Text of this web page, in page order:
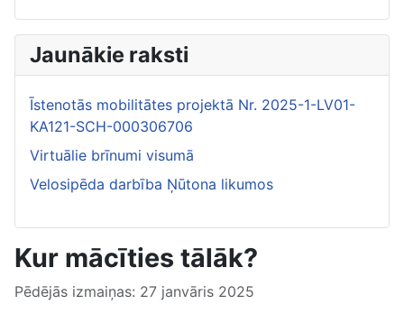
Jaunākie raksti
Īstenotās mobilitātes projektā Nr. 2025-1-LV01-
KA121-SCH-000306706
Virtuālie brīnumi visumā
Velosipēda darbība Ņūtona likumos
Kur mācīties tālāk?
Pēdējās izmaiņas: 27 janvāris 2025